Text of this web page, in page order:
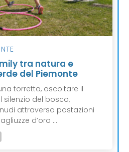
tra natura e
del Piemonte
torretta, ascoltare il
silenzio del bosco,
attraverso postazioni
d’oro ...